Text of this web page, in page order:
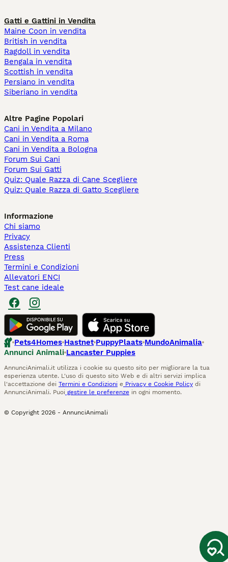
Gatti e Gattini in Vendita
Maine Coon in vendita
British in vendita
Ragdoll in vendita
Bengala in vendita
Scottish in vendita
Persiano in vendita
Siberiano in vendita
Altre Pagine Popolari
Cani in Vendita a Milano
Cani in Vendita a Roma
Cani in Vendita a Bologna
Forum Sui Cani
Forum Sui Gatti
Quiz: Quale Razza di Cane Scegliere
Quiz: Quale Razza di Gatto Scegliere
Informazione
Chi siamo
Privacy
Assistenza Clienti
Press
Termini e Condizioni
Allevatori ENCI
Test cane ideale
Pets4Homes Hastnet PuppyPlaats MundoAnimalia
Annunci Animali Lancaster Puppies
AnnunciAnimali.it utilizza i cookie su questo sito per migliorare la tua
esperienza utente. L'uso di questo sito Web e di altri servizi implica
l'accettazione dei Termini e Condizioni e Privacy e Cookie Policy di
AnnunciAnimali. Puoi gestire le preferenze in ogni momento.
© Copyright 2026 - AnnunciAnimali